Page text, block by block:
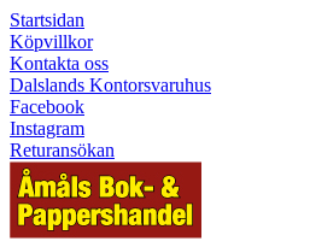
Startsidan
Köpvillkor
Kontakta oss
Dalslands Kontorsvaruhus
Facebook
Instagram
Returansökan